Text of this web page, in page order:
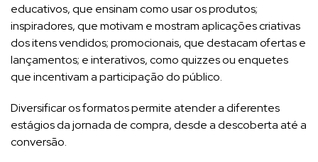
educativos, que ensinam como usar os produtos;
inspiradores, que motivam e mostram aplicações criativas
dos itens vendidos; promocionais, que destacam ofertas e
lançamentos; e interativos, como quizzes ou enquetes
que incentivam a participação do público.
Diversificar os formatos permite atender a diferentes
estágios da jornada de compra, desde a descoberta até a
conversão.